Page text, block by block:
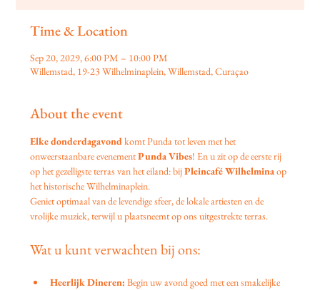
Time & Location
Sep 20, 2029, 6:00 PM – 10:00 PM
Willemstad, 19-23 Wilhelminaplein, Willemstad, Curaçao
About the event
Elke donderdagavond komt Punda tot leven met het
onweerstaanbare evenement Punda Vibes! En u zit op de eerste rij
op het gezelligste terras van het eiland: bij Pleincafé Wilhelmina op
het historische Wilhelminaplein.
Geniet optimaal van de levendige sfeer, de lokale artiesten en de
vrolijke muziek, terwijl u plaatsneemt op ons uitgestrekte terras.
Wat u kunt verwachten bij ons:
Heerlijk Dineren: Begin uw avond goed met een smakelijke